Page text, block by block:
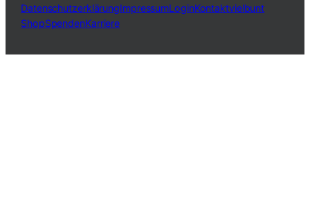
DatenschutzerklärungImpressumLoginKontaktvielbunt
ShopSpendenKarriere